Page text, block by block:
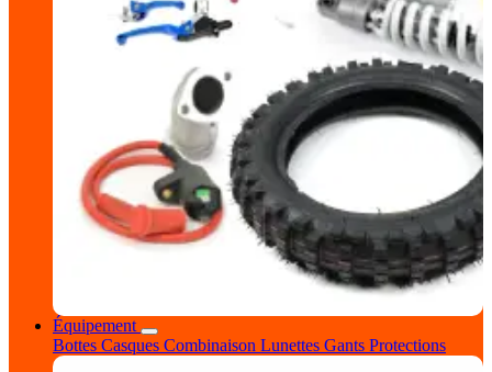
Équipement
Bottes Casques Combinaison Lunettes Gants Protections